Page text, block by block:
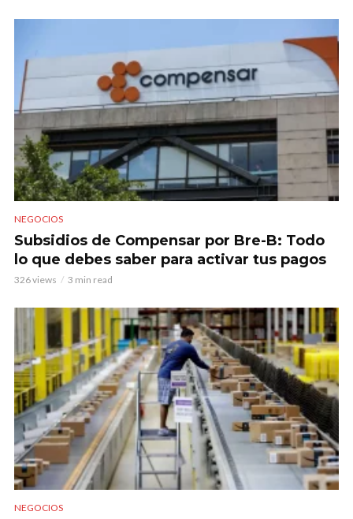
NEGOCIOS
Subsidios de Compensar por Bre-B: Todo
lo que debes saber para activar tus pagos
326 views 3 min read
NEGOCIOS